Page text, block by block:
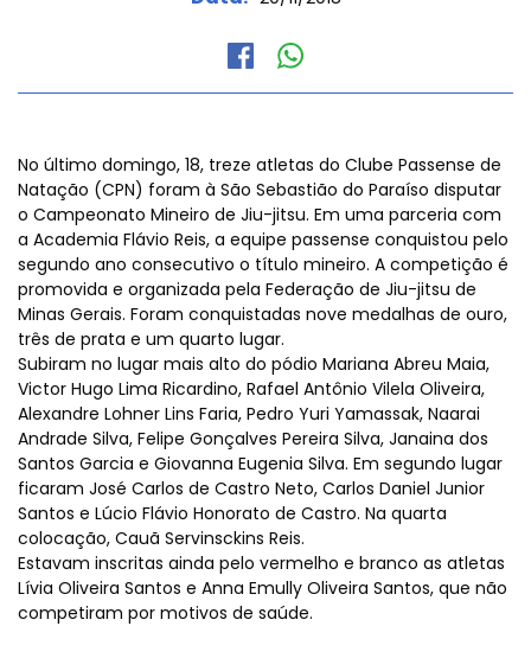
No último domingo, 18, treze atletas do Clube Passense de
Natação (CPN) foram à São Sebastião do Paraíso disputar
o Campeonato Mineiro de Jiu-jitsu. Em uma parceria com
a Academia Flávio Reis, a equipe passense conquistou pelo
segundo ano consecutivo o título mineiro. A competição é
promovida e organizada pela Federação de Jiu-jitsu de
Minas Gerais. Foram conquistadas nove medalhas de ouro,
três de prata e um quarto lugar.
Subiram no lugar mais alto do pódio Mariana Abreu Maia,
Victor Hugo Lima Ricardino, Rafael Antônio Vilela Oliveira,
Alexandre Lohner Lins Faria, Pedro Yuri Yamassak, Naarai
Andrade Silva, Felipe Gonçalves Pereira Silva, Janaina dos
Santos Garcia e Giovanna Eugenia Silva. Em segundo lugar
ficaram José Carlos de Castro Neto, Carlos Daniel Junior
Santos e Lúcio Flávio Honorato de Castro. Na quarta
colocação, Cauã Servinsckins Reis.
Estavam inscritas ainda pelo vermelho e branco as atletas
Lívia Oliveira Santos e Anna Emully Oliveira Santos, que não
competiram por motivos de saúde.